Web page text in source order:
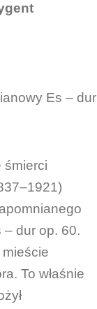
Es – dur
śmierci
– dur op. 60.
mieście
To właśnie